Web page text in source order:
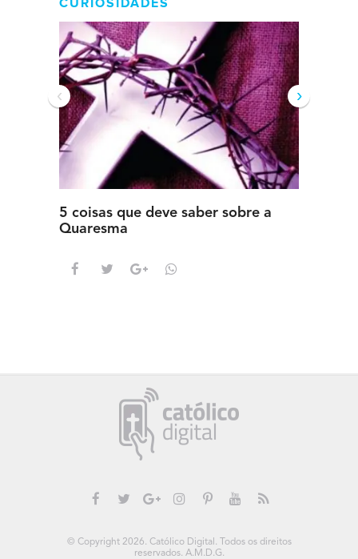
5 coisas que deve saber sobre a
Quaresma
‹ ›
© Copyright 2026. Católico Digital. Todos os direitos
reservados. A.M.D.G.